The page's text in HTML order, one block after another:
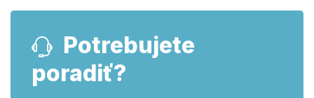
Potrebujete
poradiť?